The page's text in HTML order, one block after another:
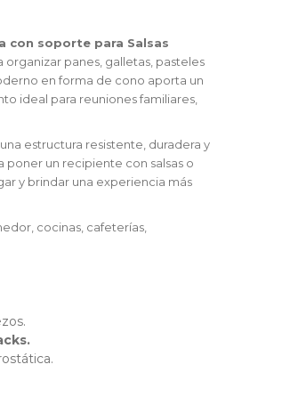
con soporte para Salsas
organizar panes, galletas, pasteles
en forma de cono aporta un
ideal para reuniones familiares,
una estructura resistente, duradera y
poner un recipiente con salsas o
y brindar una experiencia más
cocinas, cafeterías,